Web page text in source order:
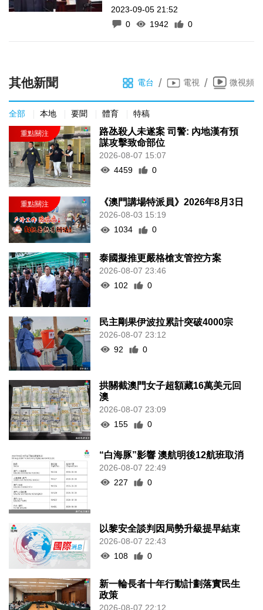
2023-09-05 21:52
0
1942 0
其他新聞 電台 / 電視 / 微視頻
全部 本地 要聞 體育 特稿
路氹殺人未遂案 司警: 內地漢有預
謀攻擊致命部位
2026-08-07 15:07
4459
0
《澳門講場特派員》2026年8月3日
2026-08-03 15:19
1034
0
泰國擬推更嚴格槍支管控方案
2026-08-07 23:46
102
0
民主剛果伊波拉累計突破4000宗
2026-08-07 23:12
92
0
拱關截澳門女子超額藏16萬美元回
澳
2026-08-07 23:09
155
0
“白海豚”影響 澳航明後12航班取消
2026-08-07 22:49
227
0
以黎安全談判因局勢升級提早結束
2026-08-07 22:43
108
0
新一輪長者十年行動計劃落實民生
政策
2026-08-07 22:12